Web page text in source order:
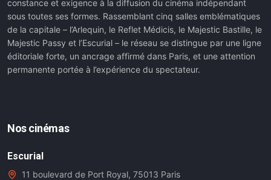
constance et exigence à la diffusion du cinéma indépendant
sous toutes ses formes. Rassemblant cinq salles emblématiques
de la capitale – l’Arlequin, le Reflet Médicis, le Majestic Bastille, le
Majestic Passy et l’Escurial – le réseau se distingue par une ligne
éditoriale forte, un ancrage affirmé dans Paris, et une attention
permanente portée à l’expérience du spectateur.
Nos cinémas
Escurial
11 boulevard de Port Royal, 75013 Paris